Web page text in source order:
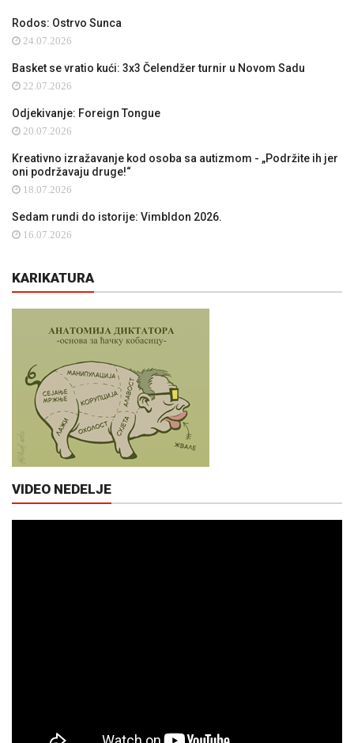
Rodos: Ostrvo Sunca
24.07.2026
Basket se vratio kući: 3x3 Čelendžer turnir u Novom Sadu
22.07.2026
Odjekivanje: Foreign Tongue
20.07.2026
Kreativno izražavanje kod osoba sa autizmom - „Podržite ih jer
oni podržavaju druge!“
18.07.2026
Sedam rundi do istorije: Vimbldon 2026.
16.07.2026
KARIKATURA
VIDEO NEDELJE